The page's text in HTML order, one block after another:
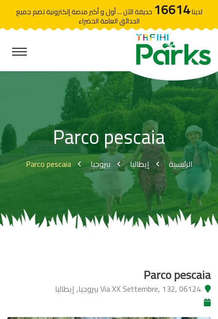
لدينا16614 حديقة الآن ... أول و أكبر منصة إلكترونية تضم جميع
الحدائق العامة الخضراء
Parco pescaia
الرئيسية إيطاليا بيروجيا Parco pescaia
Parco pescaia
Via XX Settembre, 132, 06124 بيروجيا, إيطاليا